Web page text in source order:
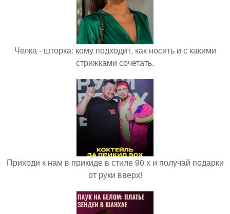
Челка - шторка: кому подходит, как носить и с какими
стрижками сочетать.
Приходи к нам в прикиде в стиле 90 х и получай подарки
от руки вверх!